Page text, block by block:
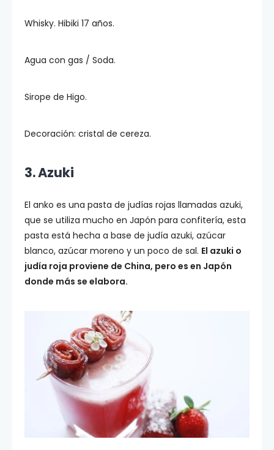
Whisky. Hibiki 17 años.
Agua con gas / Soda.
Sirope de Higo.
Decoración: cristal de cereza.
3. Azuki
El anko es una pasta de judías rojas llamadas azuki,
que se utiliza mucho en Japón para confitería, esta
pasta está hecha a base de judía azuki, azúcar
blanco, azúcar moreno y un poco de sal. El azuki o
judía roja proviene de China, pero es en Japón
donde más se elabora.